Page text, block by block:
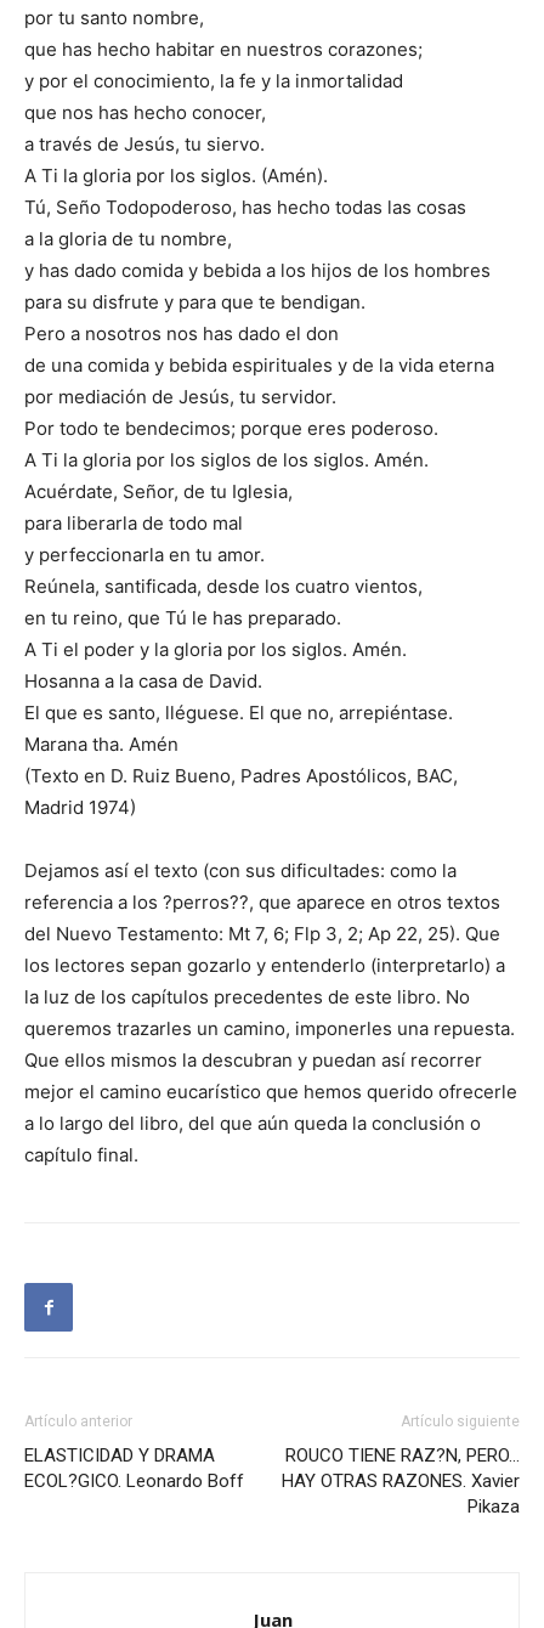
por tu santo nombre,
que has hecho habitar en nuestros corazones;
y por el conocimiento, la fe y la inmortalidad
que nos has hecho conocer,
a través de Jesús, tu siervo.
A Ti la gloria por los siglos. (Amén).
Tú, Seño Todopoderoso, has hecho todas las cosas
a la gloria de tu nombre,
y has dado comida y bebida a los hijos de los hombres
para su disfrute y para que te bendigan.
Pero a nosotros nos has dado el don
de una comida y bebida espirituales y de la vida eterna
por mediación de Jesús, tu servidor.
Por todo te bendecimos; porque eres poderoso.
A Ti la gloria por los siglos de los siglos. Amén.
Acuérdate, Señor, de tu Iglesia,
para liberarla de todo mal
y perfeccionarla en tu amor.
Reúnela, santificada, desde los cuatro vientos,
en tu reino, que Tú le has preparado.
A Ti el poder y la gloria por los siglos. Amén.
Hosanna a la casa de David.
El que es santo, lléguese. El que no, arrepiéntase.
Marana tha. Amén
(Texto en D. Ruiz Bueno, Padres Apostólicos, BAC,
Madrid 1974)
Dejamos así el texto (con sus dificultades: como la
referencia a los ?perros??, que aparece en otros textos
del Nuevo Testamento: Mt 7, 6; Flp 3, 2; Ap 22, 25). Que
los lectores sepan gozarlo y entenderlo (interpretarlo) a
la luz de los capítulos precedentes de este libro. No
queremos trazarles un camino, imponerles una repuesta.
Que ellos mismos la descubran y puedan así recorrer
mejor el camino eucarístico que hemos querido ofrecerle
a lo largo del libro, del que aún queda la conclusión o
capítulo final.
Artículo anterior
ELASTICIDAD Y DRAMA
ECOL?GICO. Leonardo Boff
Artículo siguiente
ROUCO TIENE RAZ?N, PERO…
HAY OTRAS RAZONES. Xavier
Pikaza
Juan